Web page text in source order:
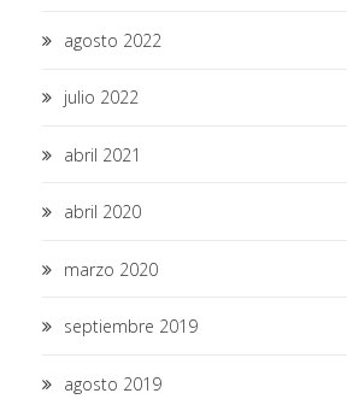
agosto 2022
julio 2022
abril 2021
abril 2020
marzo 2020
septiembre 2019
agosto 2019